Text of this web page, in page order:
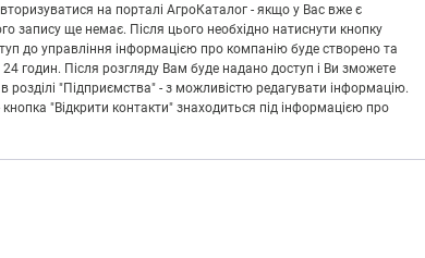
на порталі АгроКаталог - якщо у Вас вже є
запису ще немає. Після цього необхідно натиснути кнопку
до управління інформацією про компанію буде створено та
годин. Після розгляду Вам буде надано доступ і Ви зможете
"Підприємства" - з можливістю редагувати інформацію.
"Відкрити контакти" знаходиться під інформацією про